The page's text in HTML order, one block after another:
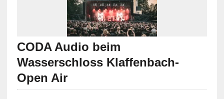
CODA Audio beim
Wasserschloss Klaffenbach-
Open Air